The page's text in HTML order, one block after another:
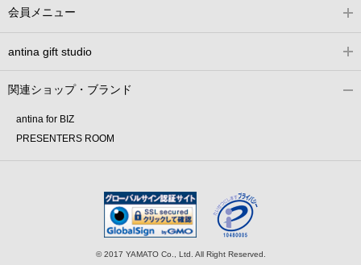
会員メニュー
antina gift studio
関連ショップ・ブランド
antina for BIZ
PRESENTERS ROOM
© 2017 YAMATO Co., Ltd. All Right Reserved.